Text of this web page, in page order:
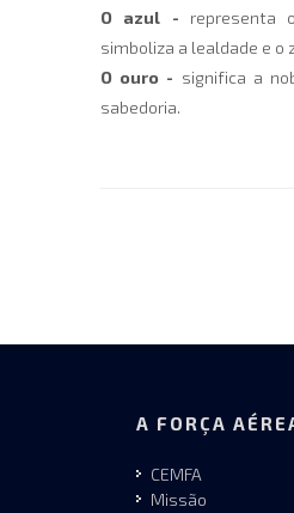
O azul - representa
simboliza a lealdade e o
O ouro - significa a
sabedoria.
A FORÇA
CEMFA
Missão